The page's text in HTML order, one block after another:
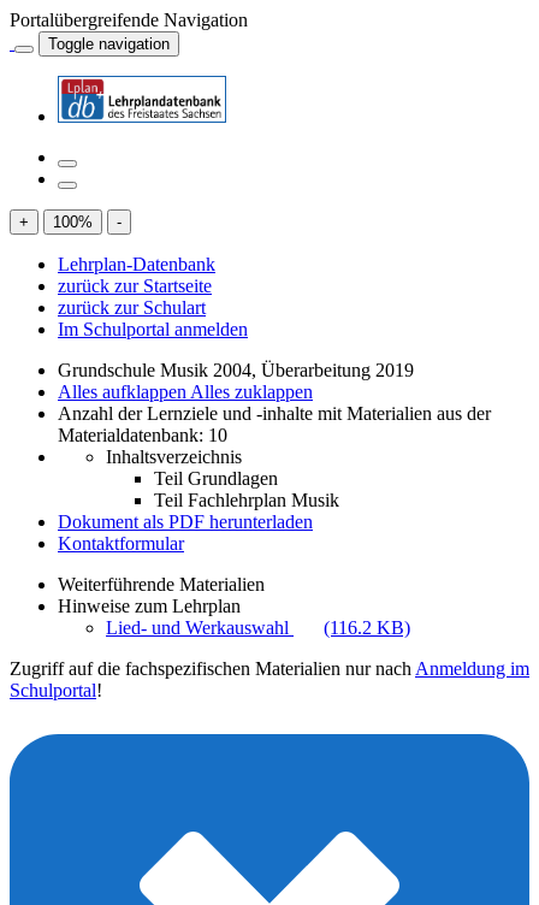
Portalübergreifende Navigation
Toggle navigation
+ 100% -
Lehrplan-Datenbank
zurück zur Startseite
zurück zur Schulart
Im Schulportal anmelden
Grundschule Musik 2004, Überarbeitung 2019
Alles aufklappen Alles zuklappen
Anzahl der Lernziele und -inhalte mit Materialien aus der
Materialdatenbank: 10
Inhaltsverzeichnis
Teil Grundlagen
Teil Fachlehrplan Musik
Dokument als PDF herunterladen
Kontaktformular
Weiterführende Materialien
Hinweise zum Lehrplan
Lied- und Werkauswahl
(116.2 KB)
Zugriff auf die fachspezifischen Materialien nur nach Anmeldung im
Schulportal!